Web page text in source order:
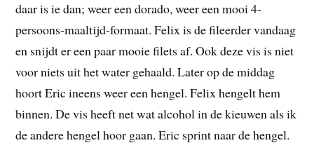
daar is ie dan; weer een dorado, weer een mooi 4-
persoons-maaltijd-formaat. Felix is de fileerder vandaag
en snijdt er een paar mooie filets af. Ook deze vis is niet
voor niets uit het water gehaald. Later op de middag
hoort Eric ineens weer een hengel. Felix hengelt hem
binnen. De vis heeft net wat alcohol in de kieuwen als ik
de andere hengel hoor gaan. Eric sprint naar de hengel.